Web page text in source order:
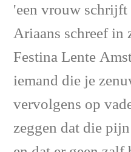
'een vrouw schrijft
Ariaans schreef
Festina Lente
iemand die je
vervolgens op
zeggen dat die